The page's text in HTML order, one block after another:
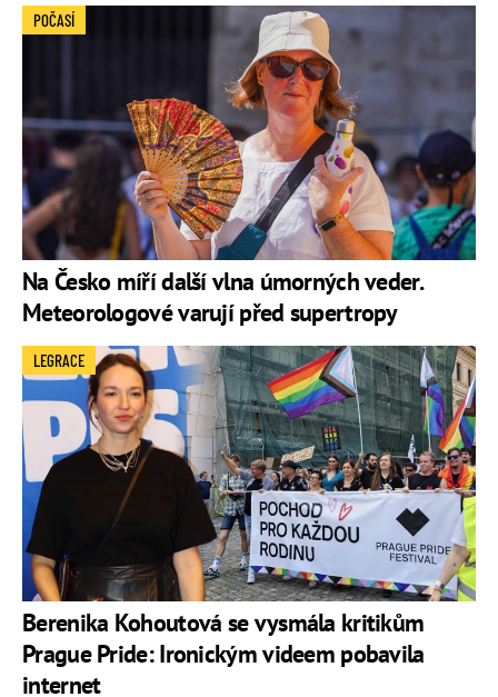
Na Česko míří další vlna úmorných veder.
Meteorologové varují před supertropy
POČASÍ
Berenika Kohoutová se vysmála kritikům
Prague Pride: Ironickým videem pobavila
internet
LEGRACE